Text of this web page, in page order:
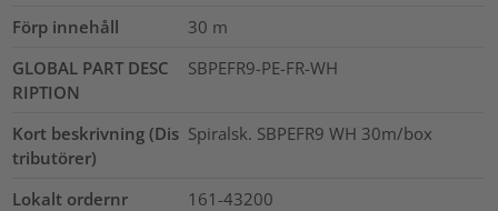
Förp innehåll
30 m
GLOBAL PART DESC
RIPTION
SBPEFR9-PE-FR-WH
Kort beskrivning (Dis
tributörer)
Spiralsk. SBPEFR9 WH 30m/box
Lokalt ordernr
161-43200